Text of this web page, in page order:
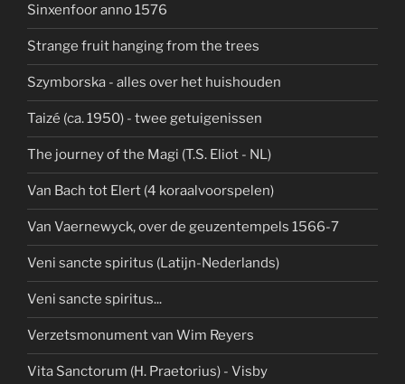
Sinxenfoor anno 1576
Strange fruit hanging from the trees
Szymborska - alles over het huishouden
Taizé (ca. 1950) - twee getuigenissen
The journey of the Magi (T.S. Eliot - NL)
Van Bach tot Elert (4 koraalvoorspelen)
Van Vaernewyck, over de geuzentempels 1566-7
Veni sancte spiritus (Latijn-Nederlands)
Veni sancte spiritus...
Verzetsmonument van Wim Reyers
Vita Sanctorum (H. Praetorius) - Visby